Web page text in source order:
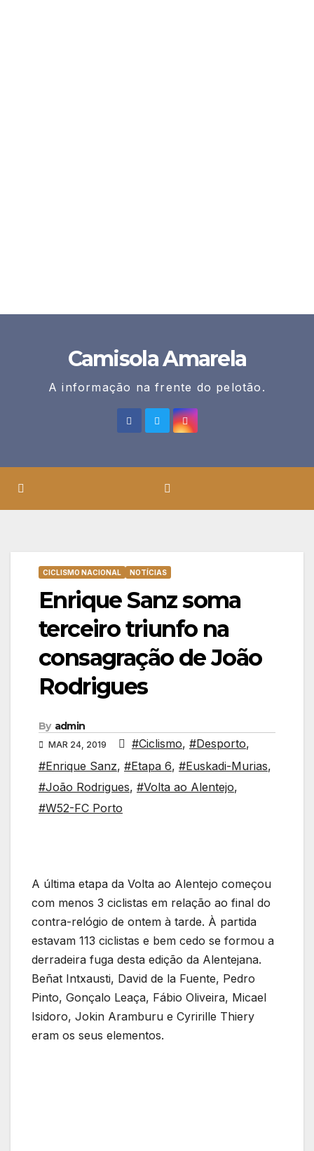
Camisola Amarela
A informação na frente do pelotão.
CICLISMO NACIONAL NOTÍCIAS
Enrique Sanz soma
terceiro triunfo na
consagração de João
Rodrigues
By admin
MAR 24, 2019 #Ciclismo, #Desporto,
#Enrique Sanz, #Etapa 6, #Euskadi-Murias,
#João Rodrigues, #Volta ao Alentejo,
#W52-FC Porto
A última etapa da Volta ao Alentejo começou
com menos 3 ciclistas em relação ao final do
contra-relógio de ontem à tarde. À partida
estavam 113 ciclistas e bem cedo se formou a
derradeira fuga desta edição da Alentejana.
Beñat Intxausti, David de la Fuente, Pedro
Pinto, Gonçalo Leaça, Fábio Oliveira, Micael
Isidoro, Jokin Aramburu e Cyrirille Thiery
eram os seus elementos.